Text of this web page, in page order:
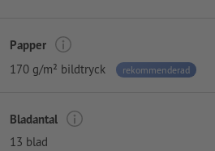
Papper
170 g/m² bildtryck
rekommenderad
Bladantal
13 blad